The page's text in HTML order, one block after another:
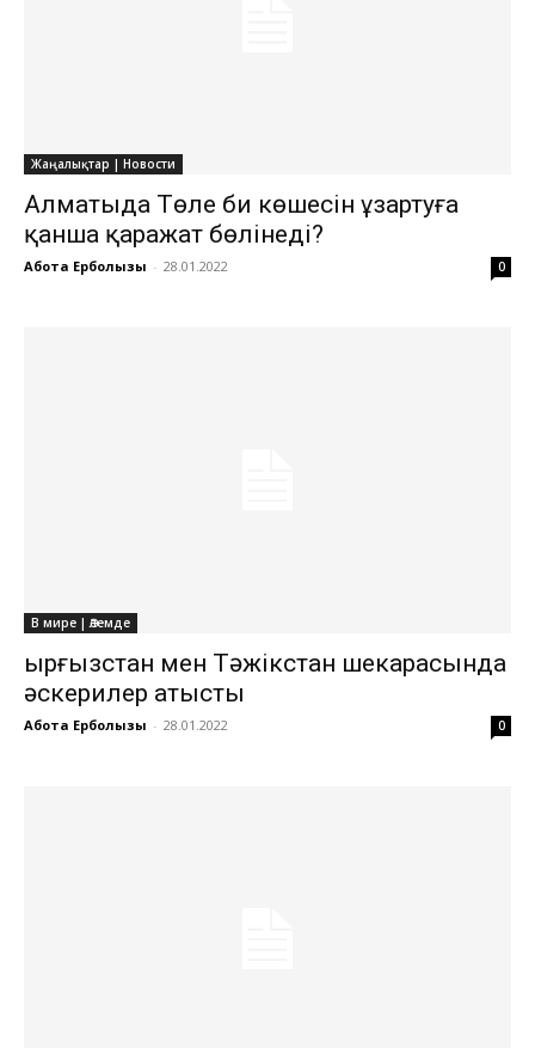
Жаңалықтар | Новости
Алматыда Төле би көшесін ұзартуға
қанша қаражат бөлінеді?
Ақбота Ерболқызы - 28.01.2022 0
В мире | Әлемде
Қырғызстан мен Тәжікстан шекарасында
әскерилер атысты
Ақбота Ерболқызы - 28.01.2022 0